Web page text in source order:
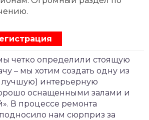
четко определили стоящую
– мы хотим создать одну из
лучшую) интерьерную
оснащенными залами и
В процессе ­ремонта
нам сюрприз за